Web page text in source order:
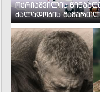
ოქრიაშვილის
ძალადობის